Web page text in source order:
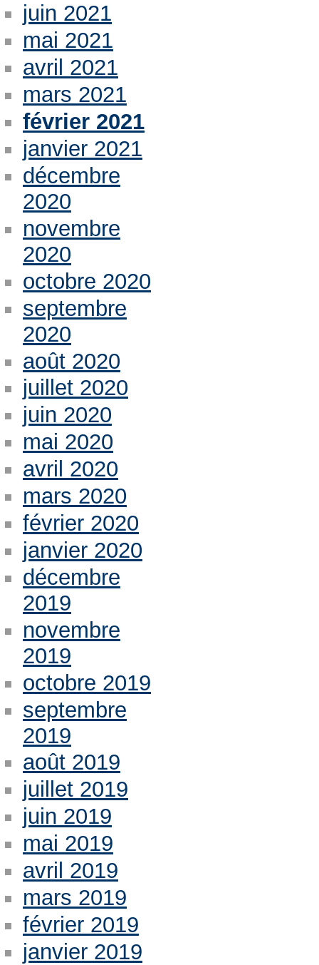
juin 2021
mai 2021
avril 2021
mars 2021
février 2021
janvier 2021
décembre
2020
novembre
2020
octobre 2020
septembre
2020
août 2020
juillet 2020
juin 2020
mai 2020
avril 2020
mars 2020
février 2020
janvier 2020
décembre
2019
novembre
2019
octobre 2019
septembre
2019
août 2019
juillet 2019
juin 2019
mai 2019
avril 2019
mars 2019
février 2019
janvier 2019